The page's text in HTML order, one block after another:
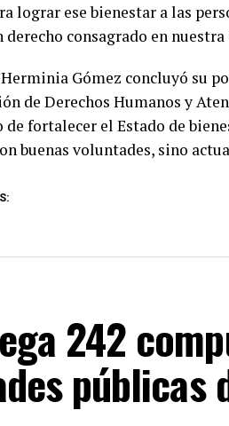
lograr ese bienestar a las
derecho consagrado en
Gómez concluyó su
de Derechos Humanos y
de fortalecer el Estado de
buenas voluntades, sino
242
públicas